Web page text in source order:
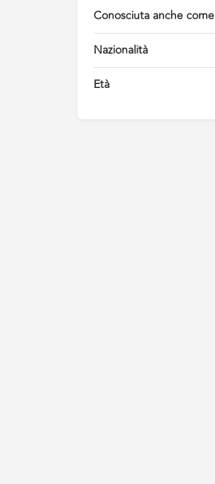
Conosciuta anche come
Nazionalità
Età